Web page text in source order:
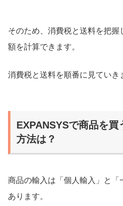
そのため、消費税と送料を把
額を計算できます。
消費税と送料を順番に見ていき
EXPANSYSで商品を
方法は？
商品の輸入は「個人輸入」と
あります。